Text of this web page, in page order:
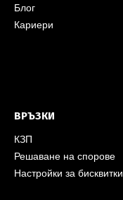
Блог
Кариери
ВРЪЗКИ
КЗП
Решаване на спорове
Настройки за бисквитки